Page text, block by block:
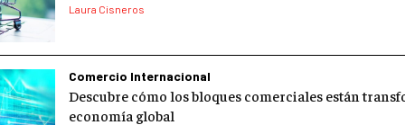
Laura Cisneros
Comercio Internacional
Descubre cómo los bloques comerciales están
economía global